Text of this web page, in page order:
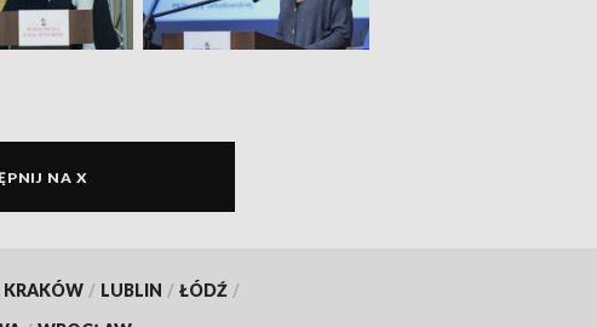
NA X
KRAKÓW / LUBLIN / ŁÓDŹ /